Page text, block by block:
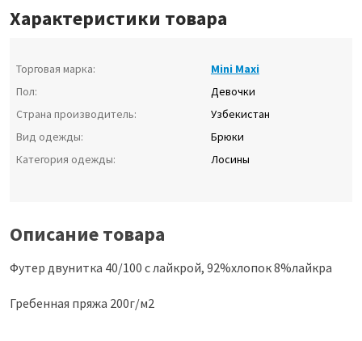
Характеристики товара
Торговая марка:
Mini Maxi
Пол:
Девочки
Страна производитель:
Узбекистан
Вид одежды:
Брюки
Категория одежды:
Лосины
Описание товара
Футер двунитка 40/100 с лайкрой, 92%хлопок 8%лайкра
Гребенная пряжа 200г/м2